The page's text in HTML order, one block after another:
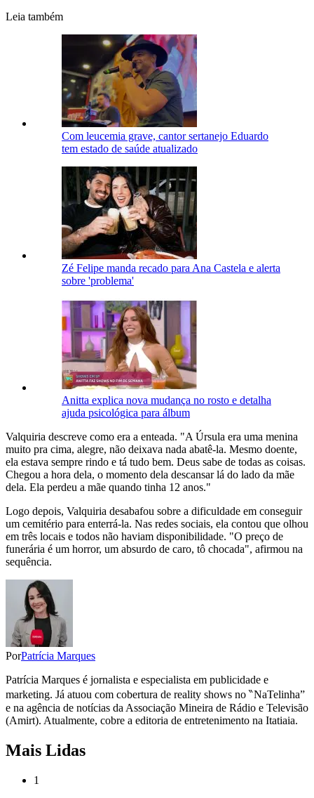
Leia também
Com leucemia grave, cantor sertanejo Eduardo
tem estado de saúde atualizado
Zé Felipe manda recado para Ana Castela e alerta
sobre 'problema'
Anitta explica nova mudança no rosto e detalha
ajuda psicológica para álbum
Valquiria descreve como era a enteada. "A Úrsula era uma menina
muito pra cima, alegre, não deixava nada abatê-la. Mesmo doente,
ela estava sempre rindo e tá tudo bem. Deus sabe de todas as coisas.
Chegou a hora dela, o momento dela descansar lá do lado da mãe
dela. Ela perdeu a mãe quando tinha 12 anos."
Logo depois, Valquiria desabafou sobre a dificuldade em conseguir
um cemitério para enterrá-la. Nas redes sociais, ela contou que olhou
em três locais e todos não haviam disponibilidade. "O preço de
funerária é um horror, um absurdo de caro, tô chocada", afirmou na
sequência.
PorPatrícia Marques
Patrícia Marques é jornalista e especialista em publicidade e
marketing. Já atuou com cobertura de reality shows no ‶NaTelinha”
e na agência de notícias da Associação Mineira de Rádio e Televisão
(Amirt). Atualmente, cobre a editoria de entretenimento na Itatiaia.
Mais Lidas
1